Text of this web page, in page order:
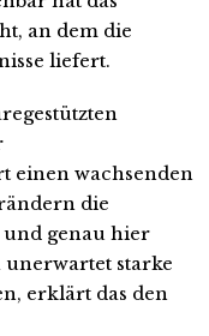
an dem die
liefert.
einen wachsenden
die
genau hier
starke
erklärt das den